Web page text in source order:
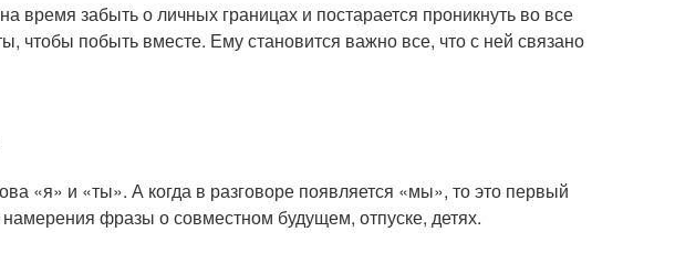
время забыть о личных границах и постарается проникнуть во все
побыть вместе. Ему становится важно все, что с ней связано
«я» и «ты». А когда в разговоре появляется «мы», то это первый
фразы о совместном будущем, отпуске, детях.